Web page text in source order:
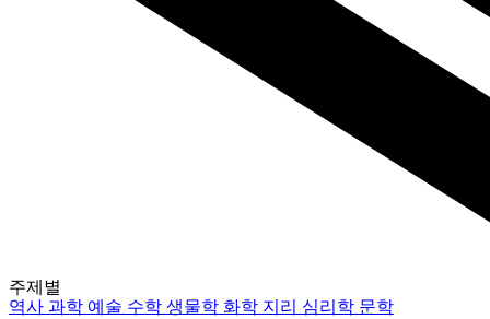
주제별
역사과학 예술 수학생물학 화학 지리 심리학 문학